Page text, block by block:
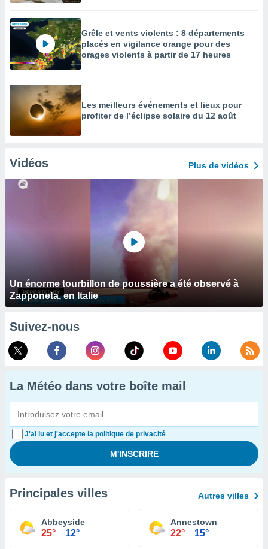
Grêle et vents violents : 8 départements
placés en vigilance orange pour des
orages violents à partir de 17 heures
Les meilleurs événements et lieux pour
profiter de l’éclipse solaire du 12 août
Vidéos Plus de vidéos
Un énorme tourbillon de poussière a été observé à
Zapponeta, en Italie
Suivez-nous
La Météo dans votre boîte mail
J'ai lu et j'accepte la politique de privacité
Principales villes Autres villes
Abbeyside
25° 12°
Annestown
22° 15°